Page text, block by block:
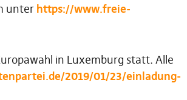
unter https://www.freie-
in Luxemburg statt. Alle
2019/01/23/einladung-